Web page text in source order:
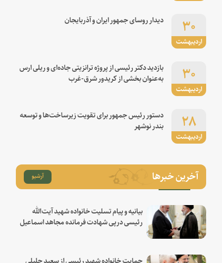
اردیبهشت
۳۰ دیدار روسای جمهور ایران و آذربایجان
اردیبهشت
۳۰
بازدید دکتر رئیسی از پروژه ترانزیتی جاده‌ای و ریلی ارس
به‌عنوان بخشی از کریدور شرق-غرب
اردیبهشت
۲۸
دستور رئیس جمهور برای تقویت زیرساخت‌ها و توسعه
بندر نوشهر
آخرین خبرها آرشیو
بیانیه و پیام تسلیت خانواده شهید آیت‌الله
رئیسی درپی شهادت فرمانده مجاهد اسماعیل
حمایت خانواده شهید رئیسی از سعید جلیلی